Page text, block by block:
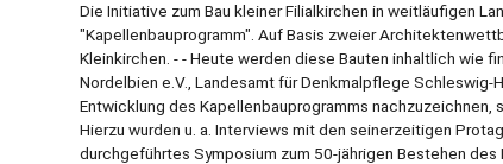
Die Initiative zum Bau kleiner Filialkirchen in weitläufigen
"Kapellenbauprogramm". Auf Basis zweier
Kleinkirchen. - - Heute werden diese Bauten inhaltlich wie
Nordelbien e.V., Landesamt für Denkmalpflege
Entwicklung des Kapellenbauprogramms
Hierzu wurden u. a. Interviews mit den seinerzeitigen
durchgeführtes Symposium zum 50-jährigen Bestehen